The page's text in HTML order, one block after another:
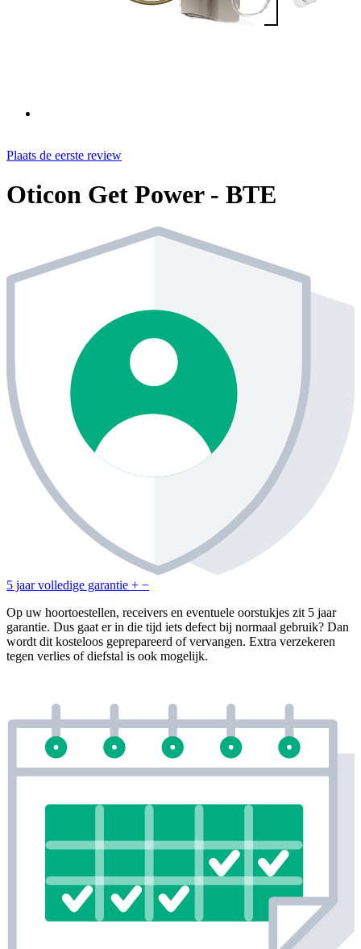
Plaats de eerste review
Oticon Get Power - BTE
5 jaar volledige garantie + −
Op uw hoortoestellen, receivers en eventuele oorstukjes zit 5 jaar
garantie. Dus gaat er in die tijd iets defect bij normaal gebruik? Dan
wordt dit kosteloos geprepareerd of vervangen. Extra verzekeren
tegen verlies of diefstal is ook mogelijk.